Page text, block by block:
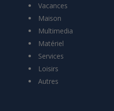
Vacances
Maison
Multimedia
Matériel
Services
Loisirs
Autres